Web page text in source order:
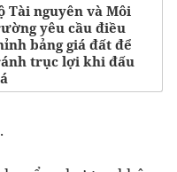
Tài nguyên và Môi
yêu cầu điều
bảng giá đất để
trục lợi khi đấu